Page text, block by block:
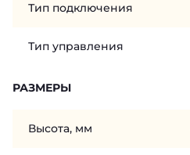
Тип подключения
Тип управления
РАЗМЕРЫ
Высота, мм